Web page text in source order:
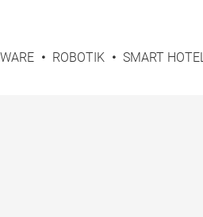
ROBOTIK SMART HOTEL